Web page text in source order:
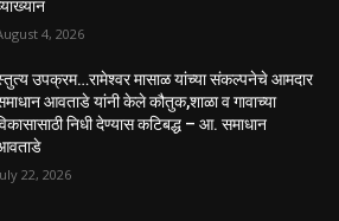
4, 2026
उपक्रम…रामेश्वर मासाळ यांच्या संकल्पनेचे आमदार
आवताडे यांनी केले कौतुक,शाळा व गावाच्या
निधी देण्यास कटिबद्ध – आ. समाधान
22, 2026